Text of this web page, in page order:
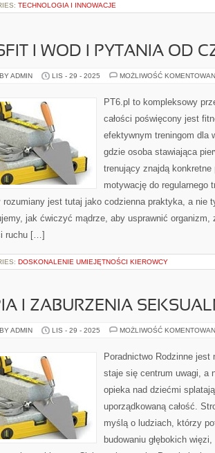
TECHNOLOGIA I INNOWACJE
I WOD I PYTANIA OD
ADMIN LIS - 29 - 2025 MOŻLIWOŚĆ
PT6.pl to kompleksowy
całości poświęcony jest
efektywnym treningom dla
gdzie osoba stawiająca
trenujący znajdą
motywację do regularnego
rozumiany jest tutaj jako codzienna praktyka, a nie
jak ćwiczyć mądrze, aby usprawnić organizm,
ruchu […]
DOSKONALENIE UMIEJĘTNOŚCI KIEROWCY
I ZABURZENIA
ADMIN LIS - 29 - 2025 MOŻLIWOŚĆ
Poradnictwo Rodzinne
staje się centrum uwagi, a
opieka nad dziećmi
uporządkowaną całość.
myślą o ludziach, którzy
budowaniu głębokich